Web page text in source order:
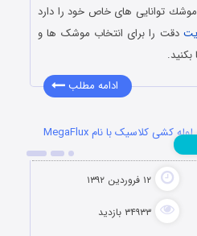
موشك توانایی های خاص خود را دارد
دقت را برای انتخاب موشک ها و
ادامه مطلب
دانلود بازی فکری و جذاب لوله کشی کلاسیک با نام MegaFlux
۱۲ فروردین ۱۳۹۲
۳۴۹۳۳ بازدید